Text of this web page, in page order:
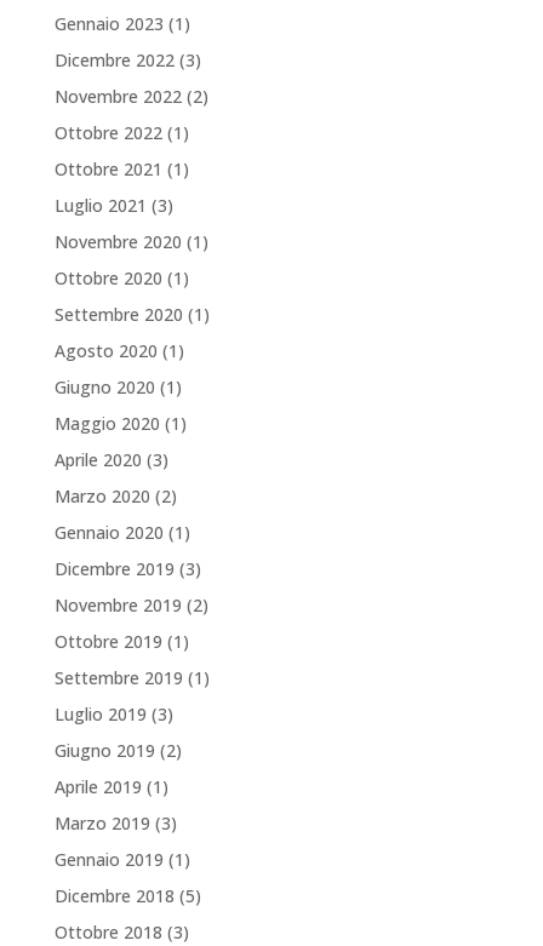
Gennaio 2023 (1)
Dicembre 2022(3)
Novembre 2022(2)
Ottobre 2022(1)
Ottobre 2021 (1)
Luglio 2021 (3)
Novembre 2020 (1)
Ottobre 2020 (1)
Settembre 2020 (1)
Agosto 2020 (1)
Giugno 2020 (1)
Maggio 2020 (1)
Aprile 2020 (3)
Marzo 2020 (2)
Gennaio 2020 (1)
Dicembre 2019 (3)
Novembre 2019 (2)
Ottobre 2019 (1)
Settembre 2019 (1)
Luglio 2019 (3)
Giugno 2019 (2)
Aprile 2019 (1)
Marzo 2019 (3)
Gennaio 2019 (1)
Dicembre 2018 (5)
Ottobre 2018 (3)